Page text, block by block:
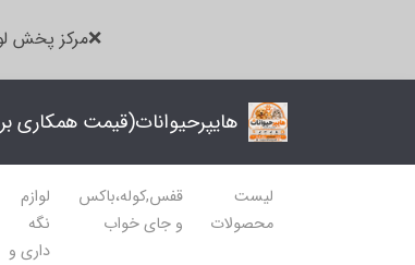
❌مرکز پخش
هایپرحیوانات(قیمت همکاری
لیست
محصولات
قفس,کوله،باکس
و جای خواب
لوازم
نگه
داری و